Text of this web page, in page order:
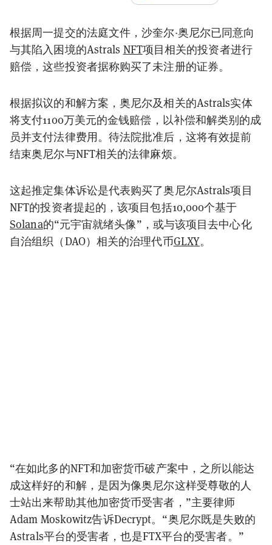
根据周一提交的法庭文件，沙奎尔·奥尼尔已同意向
与其陷入困境的Astrals NFT项目相关的投资者进行
赔偿，这些投资者据称购买了未注册的证券。
根据拟议的和解方案，奥尼尔及相关的Astrals实体
将支付1100万美元的金钱赔偿，以补偿和解类别的成
员并支付法律费用。待法院批准后，这将有效提前
结束奥尼尔与NFT相关的法律麻烦。
这起推定集体诉讼是代表购买了奥尼尔Astrals项目
NFT的投资者提起的，该项目包括10,000个基于
Solana的“元宇宙就绪头像”，或与该项目去中心化
自治组织（DAO）相关的治理代币GLXY。
“在如此多的NFT和加密货币破产案中，之所以能达
成这样好的和解，是因为像奥尼尔这样受尊敬的人
士站出来帮助其他加密货币受害者，”主要律师
Adam Moskowitz告诉Decrypt。“奥尼尔既是失败的
Astrals平台的受害者，也是FTX平台的受害者。”